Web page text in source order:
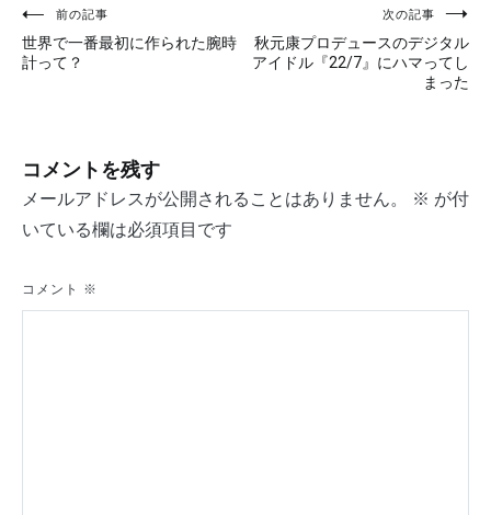
投
稿
ゲ
ー
ョ
前の記事
世界で一番最初に作られた腕時
計って？
次の記事
秋元康プロデュースのデジタル
アイドル『22/7』にハマってし
まった
コメントを残す
メールアドレスが公開されることはありません。 ※ が付
いている欄は必須項目です
コメント ※